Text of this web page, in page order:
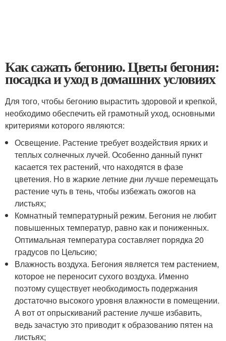
Как сажать бегонию. Цветы бегония:
посадка и уход в домашних условиях
Для того, чтобы бегонию вырастить здоровой и крепкой,
необходимо обеспечить ей грамотный уход, основными
критериями которого являются:
Освещение. Растение требует воздействия ярких и
теплых солнечных лучей. Особенно данный пункт
касается тех растений, что находятся в фазе
цветения. Но в жаркие летние дни лучше перемещать
растение чуть в тень, чтобы избежать ожогов на
листьях;
Комнатный температурный режим. Бегония не любит
повышенных температур, равно как и пониженных.
Оптимальная температура составляет порядка 20
градусов по Цельсию;
Влажность воздуха. Бегония является тем растением,
которое не переносит сухого воздуха. Именно
поэтому существует необходимость подержания
достаточно высокого уровня влажности в помещении.
А вот от опрыскиваний растение лучше избавить,
ведь зачастую это приводит к образованию пятен на
листьях;